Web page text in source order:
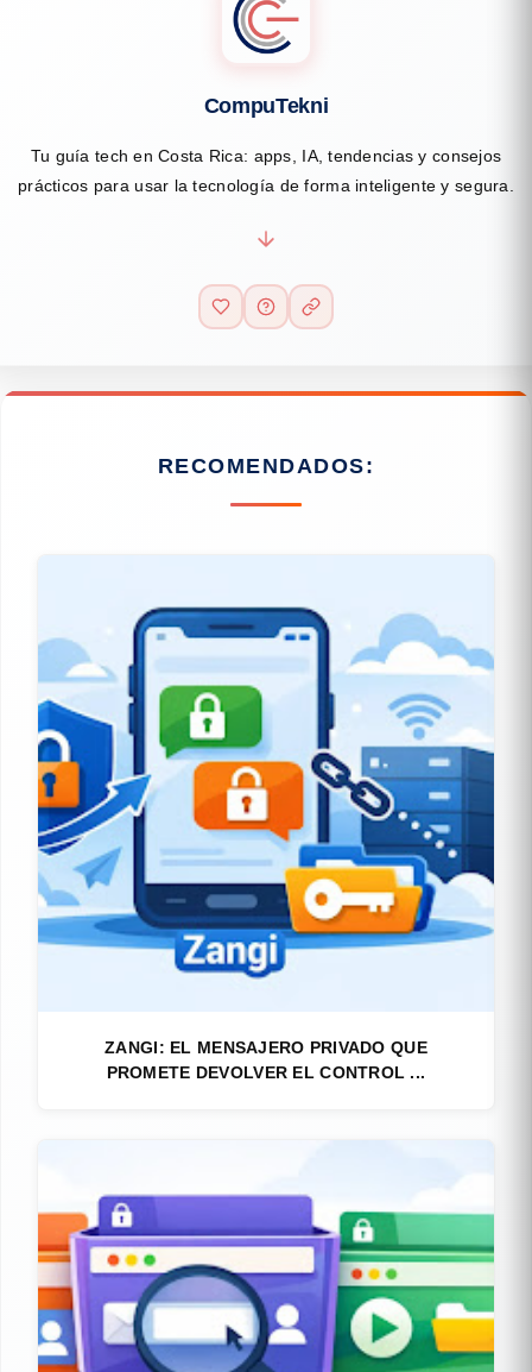
CompuTekni
Tu guía tech en Costa Rica: apps, IA, tendencias y consejos
prácticos para usar la tecnología de forma inteligente y segura.
RECOMENDADOS:
ZANGI: EL MENSAJERO PRIVADO QUE
PROMETE DEVOLVER EL CONTROL ...